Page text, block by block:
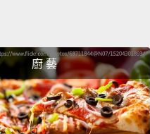
廚 藝